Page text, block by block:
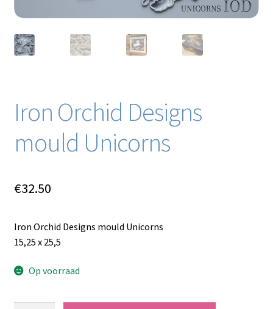
Iron Orchid Designs
mould Unicorns
€32.50
Iron Orchid Designs mould Unicorns
15,25 x 25,5
Op voorraad